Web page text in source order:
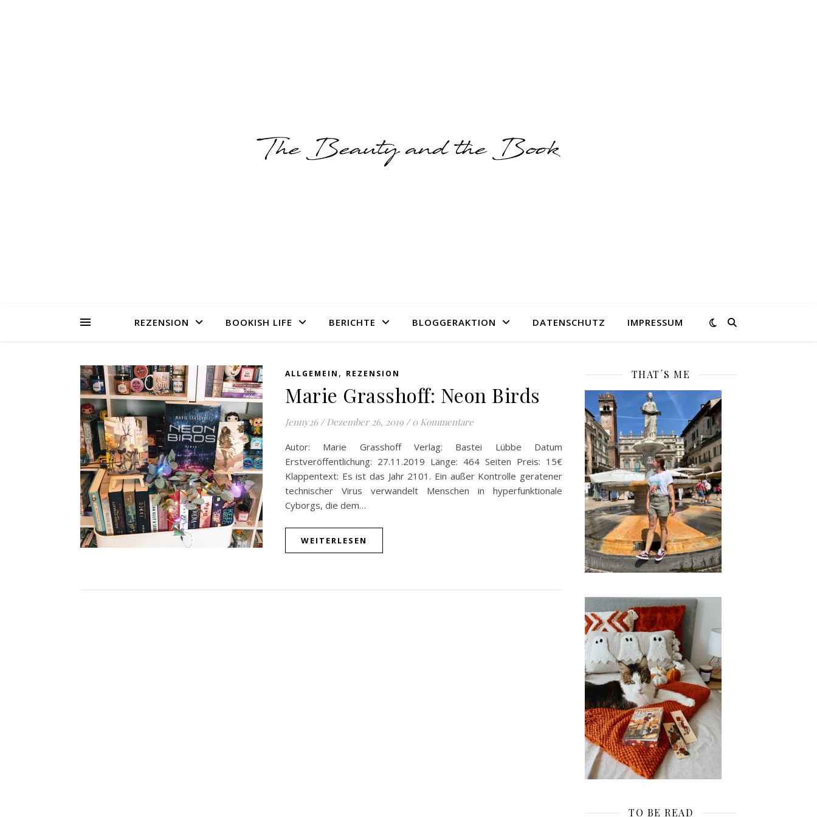
REZENSION BOOKISH LIFE BERICHTE BLOGGERAKTION DATENSCHUTZ IMPRESSUM
ALLGEMEIN , REZENSION
Marie Grasshoff: Neon Birds
Jenny26 / Dezember 26, 2019 / 0 Kommentare
Autor: Marie Grasshoff Verlag: Bastei Lübbe Datum
Erstveröffentlichung: 27.11.2019 Länge: 464 Seiten Preis: 15€
Klappentext: Es ist das Jahr 2101. Ein außer Kontrolle geratener
technischer Virus verwandelt Menschen in hyperfunktionale
Cyborgs, die dem…
WEITERLESEN
THAT´S ME
TO BE READ